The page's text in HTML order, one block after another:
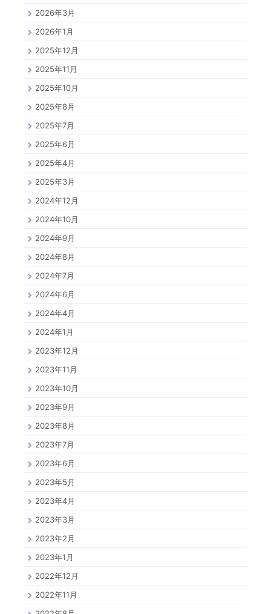
2026年3月
2026年1月
2025年12月
2025年11月
2025年10月
2025年8月
2025年7月
2025年6月
2025年4月
2025年3月
2024年12月
2024年10月
2024年9月
2024年8月
2024年7月
2024年6月
2024年4月
2024年1月
2023年12月
2023年11月
2023年10月
2023年9月
2023年8月
2023年7月
2023年6月
2023年5月
2023年4月
2023年3月
2023年2月
2023年1月
2022年12月
2022年11月